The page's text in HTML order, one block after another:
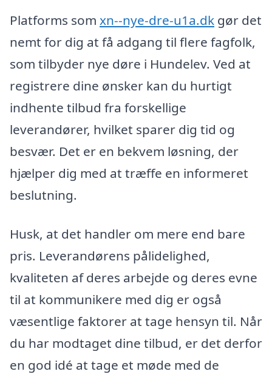
Platforms som xn--nye-dre-u1a.dk gør det
nemt for dig at få adgang til flere fagfolk,
som tilbyder nye døre i Hundelev. Ved at
registrere dine ønsker kan du hurtigt
indhente tilbud fra forskellige
leverandører, hvilket sparer dig tid og
besvær. Det er en bekvem løsning, der
hjælper dig med at træffe en informeret
beslutning.
Husk, at det handler om mere end bare
pris. Leverandørens pålidelighed,
kvaliteten af deres arbejde og deres evne
til at kommunikere med dig er også
væsentlige faktorer at tage hensyn til. Når
du har modtaget dine tilbud, er det derfor
en god idé at tage et møde med de